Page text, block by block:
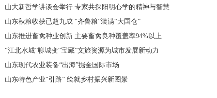
山大新哲学讲谈会举行 专家共探阳明心学的精神与智慧
山东秋粮收获已超九成 “齐鲁粮”装满“大国仓”
山东推进畜禽种业创新 主要畜禽良种覆盖率94%以上
“江北水城”聊城变“宝藏”文旅资源为城市发展新动力
山东现代农业装备“出海”掘金国际市场
山东特色产业“引路” 绘就乡村振兴新图景